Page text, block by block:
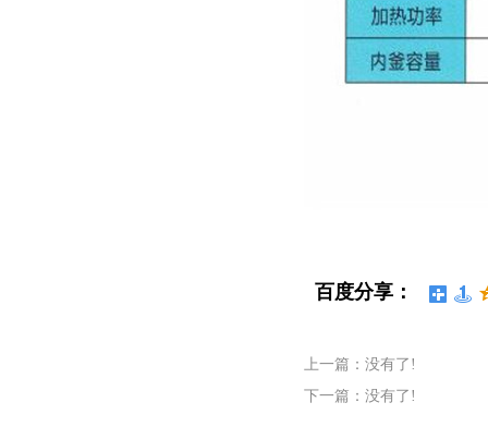
百度分享：
上一篇：没有了!
下一篇：没有了!